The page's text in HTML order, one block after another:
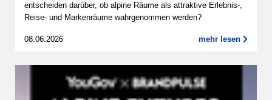
entscheiden darüber, ob alpine Räume als attraktive Erlebnis-,
Reise- und Markenräume wahrgenommen werden?
08.06.2026 mehr lesen